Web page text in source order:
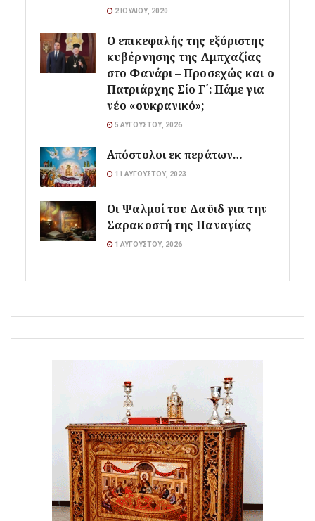
2 ΙΟΥΛΊΟΥ, 2020
Ο επικεφαλής της εξόριστης
κυβέρνησης της Αμπχαζίας
στο Φανάρι – Προσεχώς και ο
Πατριάρχης Σίο Γ΄: Πάμε για
νέο «ουκρανικό»;
5 ΑΥΓΟΎΣΤΟΥ, 2026
Απόστολοι εκ περάτων…
11 ΑΥΓΟΎΣΤΟΥ, 2023
Οι Ψαλμοί του Δαϋιδ για την
Σαρακοστή της Παναγίας
1 ΑΥΓΟΎΣΤΟΥ, 2026